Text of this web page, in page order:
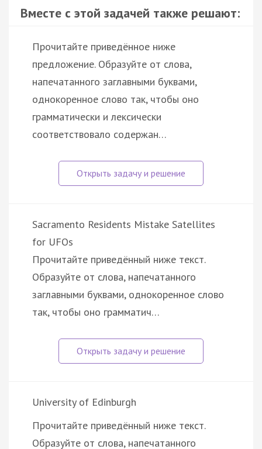
Вместе с этой задачей также решают:
Прочитайте приведённое ниже
предложение. Образуйте от слова,
напечатанного заглавными буквами,
однокоренное слово так, чтобы оно
грамматически и лексически
соответствовало содержан…
Sacramento Residents Mistake Satellites
for UFOs
Прочитайте приведённый ниже текст.
Образуйте от слова, напечатанного
заглавными буквами, однокоренное слово
так, чтобы оно грамматич…
University of Edinburgh
Прочитайте приведённый ниже текст.
Образуйте от слова, напечатанного